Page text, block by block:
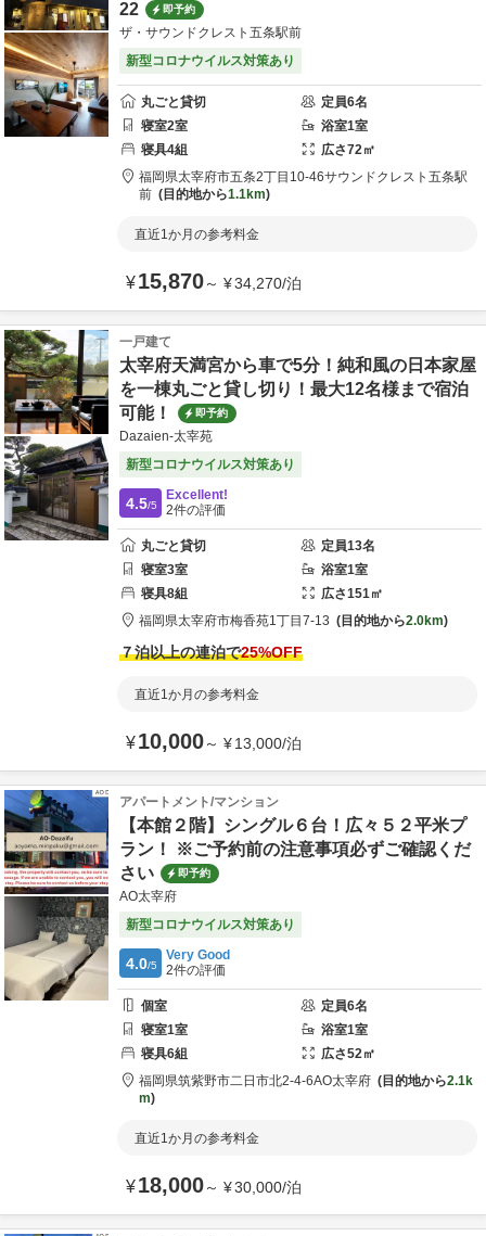
22 即予約
ザ・サウンドクレスト五条駅前
新型コロナウイルス対策あり
丸ごと貸切 定員6名
寝室2室 浴室1室
寝具4組 広さ72㎡
福岡県太宰府市五条2丁目10-46サウンドクレスト五条駅
前
目的地から1.1km
直近1か月の参考料金
¥15,870～ ¥34,270/泊
一戸建て
太宰府天満宮から車で5分！純和風の日本家屋
を一棟丸ごと貸し切り！最大12名様まで宿泊
可能！
即予約
Dazaien-太宰苑
新型コロナウイルス対策あり
4.5/5
Excellent!
2件の評価
丸ごと貸切 定員13名
寝室3室 浴室1室
寝具8組 広さ151㎡
福岡県太宰府市梅香苑1丁目7-13 目的地から2.0km
７泊以上の連泊で25%OFF
直近1か月の参考料金
¥10,000～ ¥13,000/泊
アパートメント/マンション
【本館２階】シングル６台！広々５２平米プ
ラン！ ※ご予約前の注意事項必ずご確認くだ
さい
即予約
AO太宰府
新型コロナウイルス対策あり
4.0/5
Very Good
2件の評価
個室 定員6名
寝室1室 浴室1室
寝具6組 広さ52㎡
福岡県筑紫野市二日市北2-4-6AO太宰府 目的地から2.1k
m
直近1か月の参考料金
¥18,000～ ¥30,000/泊